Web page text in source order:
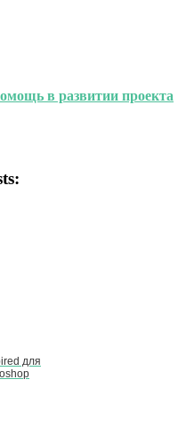
в развитии проекта
для